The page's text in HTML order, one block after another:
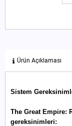
Ürün Açıklaması
Sistem
The Great Empire:
gereksinimleri: